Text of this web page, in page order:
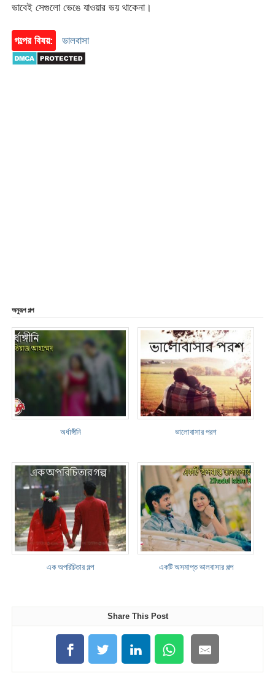
ভাবেই সেগুলো ভেঙে যাওয়ার ভয় থাকেনা।
গল্পের বিষয়: ভালবাসা
অনুরূপ গল্প
অর্ধাঙ্গীনি ভালোবাসার পরশ
এক অপরিচিতার গল্প একটি অসমাপ্ত ভালবাসার গল্প
Share This Post